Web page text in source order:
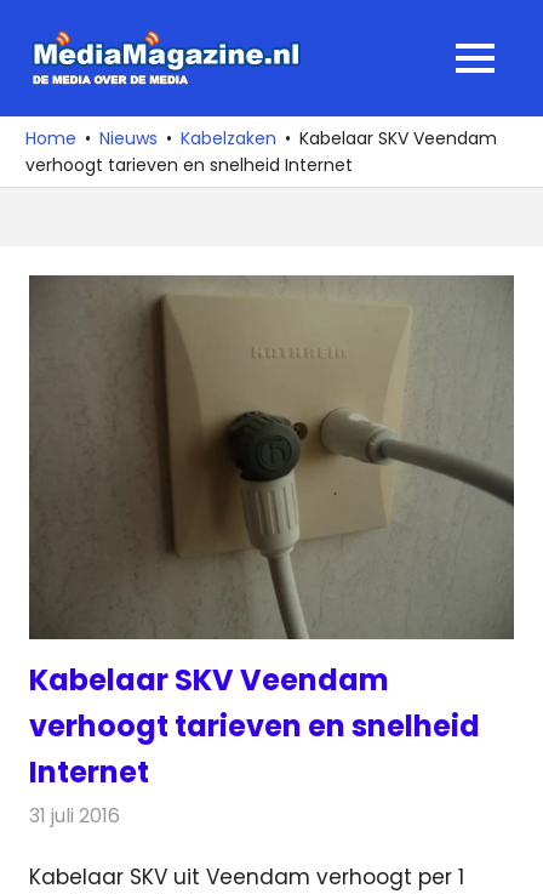
naar
media
over
de
MENU
Home Nieuws Kabelzaken
Kabelaar SKV Veendam
verhoogt tarieven en snelheid Internet
Kabelaar SKV Veendam
verhoogt tarieven en snelheid
Internet
31 juli 2016
Kabelaar SKV uit Veendam verhoogt per 1